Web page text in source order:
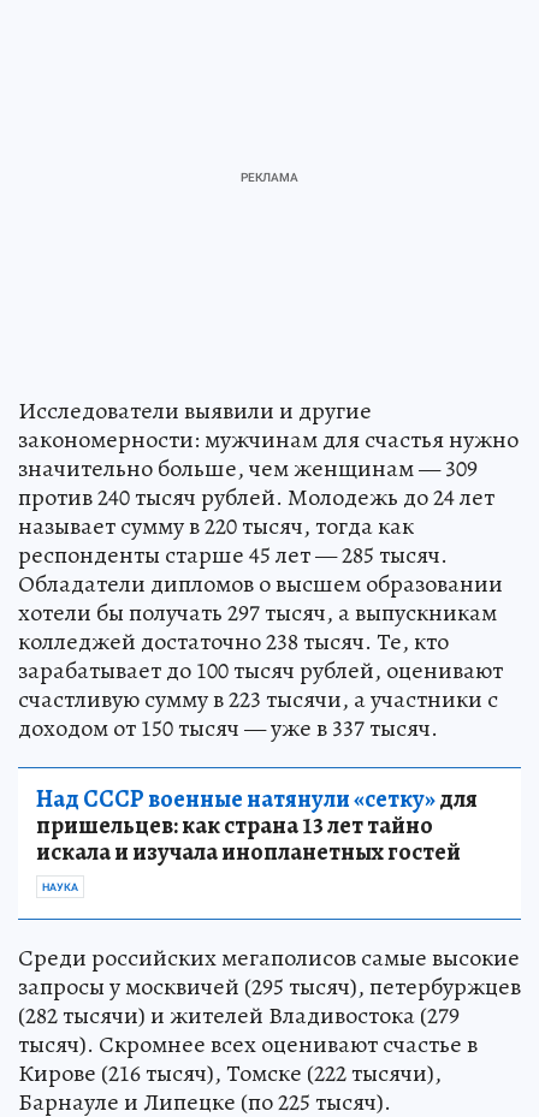
Исследователи выявили и другие
закономерности: мужчинам для счастья нужно
значительно больше, чем женщинам — 309
против 240 тысяч рублей. Молодежь до 24 лет
называет сумму в 220 тысяч, тогда как
респонденты старше 45 лет — 285 тысяч.
Обладатели дипломов о высшем образовании
хотели бы получать 297 тысяч, а выпускникам
колледжей достаточно 238 тысяч. Те, кто
зарабатывает до 100 тысяч рублей, оценивают
счастливую сумму в 223 тысячи, а участники с
доходом от 150 тысяч — уже в 337 тысяч.
Над СССР военные натянули «сетку»для
пришельцев: как страна 13 лет тайно
искала и изучала инопланетных гостей
НАУКА
Среди российских мегаполисов самые высокие
запросы у москвичей (295 тысяч), петербуржцев
(282 тысячи) и жителей Владивостока (279
тысяч). Скромнее всех оценивают счастье в
Кирове (216 тысяч), Томске (222 тысячи),
Барнауле и Липецке (по 225 тысяч).